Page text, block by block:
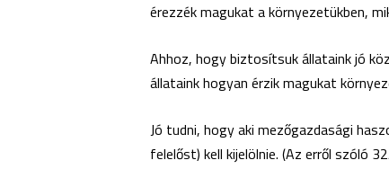
érezzék magukat a környezetükben,
Ahhoz, hogy biztosítsuk állataink jó
állataink hogyan érzik magukat
Jó tudni, hogy aki mezőgazdasági
felelőst) kell kijelölnie. (Az erről szóló